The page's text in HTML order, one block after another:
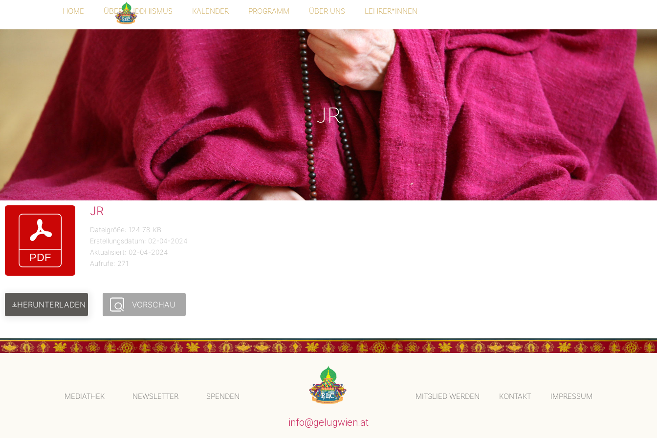
HOME ÜBER BUDDHISMUS KALENDER PROGRAMM ÜBER UNS LEHRER*INNEN
JR
JR
Dateigröße: 124.78 KB
Erstellungsdatum: 02-04-2024
Aktualisiert: 02-04-2024
Aufrufe: 271
HERUNTERLADEN VORSCHAU
MEDIATHEK NEWSLETTER SPENDEN MITGLIED WERDEN KONTAKT IMPRESSUM
info@gelugwien.at